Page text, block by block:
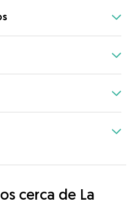
cerca de La